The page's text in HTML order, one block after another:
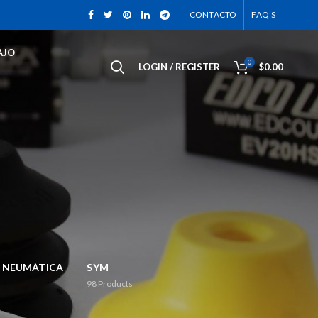
CONTACTO FAQ’S
LOGIN / REGISTER
0 $0.00
NEUMÁTICA SYM
98 Products